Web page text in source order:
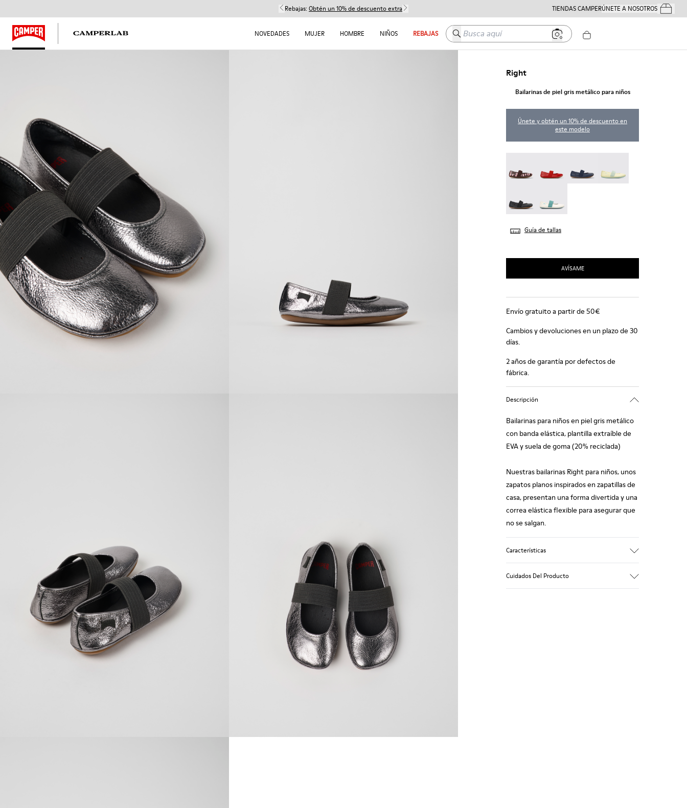
Rebajas: Obtén un 10% de descuento extra TIENDAS CAMPERÚNETE A NOSOTROSTus
NOVEDADES MUJER HOMBRE NIÑOS REBAJAS Busca aquí
Right
Bailarinas de piel gris metálico para niños
Únete y obtén un 10% de descuento en
este modelo
Guía de tallas
AVÍSAME
Envío gratuito a partir de 50€
Cambios y devoluciones en un plazo de 30
días.
2 años de garantía por defectos de
fábrica.
Descripción
Bailarinas para niños en piel gris metálico
con banda elástica, plantilla extraíble de
EVA y suela de goma (20% reciclada)
Nuestras bailarinas Right para niños, unos
zapatos planos inspirados en zapatillas de
casa, presentan una forma divertida y una
correa elástica flexible para asegurar que
no se salgan.
Características
Cuidados Del Producto